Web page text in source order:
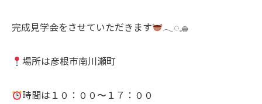
完成見学会をさせていただきます 𓂃◌𓈒𓐍
場所は彦根市南川瀬町
時間は１０：００〜１７：００